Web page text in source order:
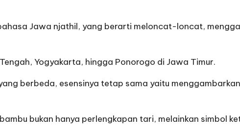
Jawa njathil, yang berarti meloncat-loncat,
Yogyakarta, hingga Ponorogo di Jawa Timur.
berbeda, esensinya tetap sama yaitu
bukan hanya perlengkapan tari, melainkan simbol